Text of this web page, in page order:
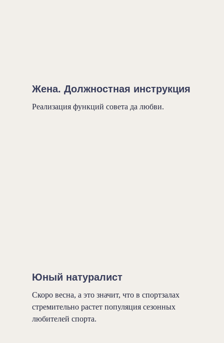
Жена. Должностная инструкция
Реализация функций совета да любви.
Юный натуралист
Скоро весна, а это значит, что в спортзалах
стремительно растет популяция сезонных
любителей спорта.